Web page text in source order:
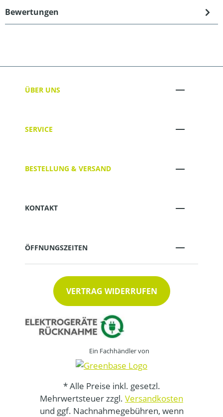
Bewertungen
ÜBER UNS
SERVICE
BESTELLUNG & VERSAND
KONTAKT
ÖFFNUNGSZEITEN
VERTRAG WIDERRUFEN
Ein Fachhändler von
* Alle Preise inkl. gesetzl.
Mehrwertsteuer zzgl. Versandkosten
und ggf. Nachnahmegebühren, wenn